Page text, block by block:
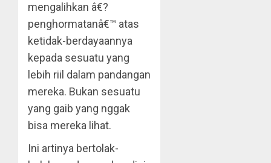
mengalihkan â€?
penghormatanâ€™ atas
ketidak-berdayaannya
kepada sesuatu yang
lebih riil dalam pandangan
mereka. Bukan sesuatu
yang gaib yang nggak
bisa mereka lihat.
Ini artinya bertolak-